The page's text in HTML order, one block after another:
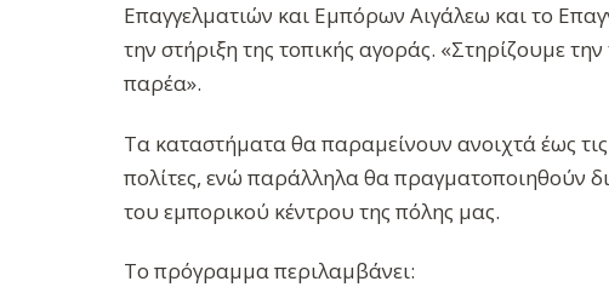
Επαγγελματιών και Εμπόρων Αιγάλεω και το
την στήριξη της τοπικής αγοράς. «Στηρίζουμε
παρέα».
Τα καταστήματα θα παραμείνουν ανοιχτά έως
πολίτες, ενώ παράλληλα θα πραγματοποιηθούν
του εμπορικού κέντρου της πόλης μας.
Το πρόγραμμα περιλαμβάνει: